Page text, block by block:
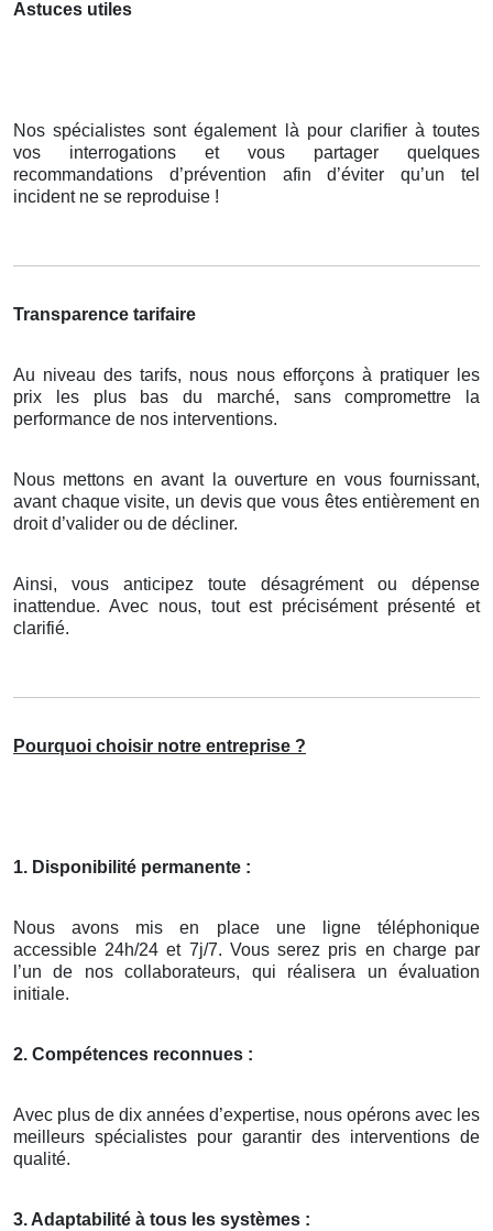
Astuces utiles
Nos spécialistes sont également là pour clarifier à toutes
vos interrogations et vous partager quelques
recommandations d’prévention afin d’éviter qu’un tel
incident ne se reproduise !
Transparence tarifaire
Au niveau des tarifs, nous nous efforçons à pratiquer les
prix les plus bas du marché, sans compromettre la
performance de nos interventions.
Nous mettons en avant la ouverture en vous fournissant,
avant chaque visite, un devis que vous êtes entièrement en
droit d’valider ou de décliner.
Ainsi, vous anticipez toute désagrément ou dépense
inattendue. Avec nous, tout est précisément présenté et
clarifié.
Pourquoi choisir notre entreprise ?
1. Disponibilité permanente :
Nous avons mis en place une ligne téléphonique
accessible 24h/24 et 7j/7. Vous serez pris en charge par
l’un de nos collaborateurs, qui réalisera un évaluation
initiale.
2. Compétences reconnues :
Avec plus de dix années d’expertise, nous opérons avec les
meilleurs spécialistes pour garantir des interventions de
qualité.
3. Adaptabilité à tous les systèmes :